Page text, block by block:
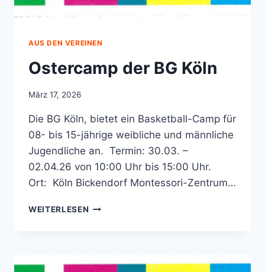
AUS DEN VEREINEN
Ostercamp der BG Köln
März 17, 2026
Die BG Köln, bietet ein Basketball-Camp für
08- bis 15-jährige weibliche und männliche
Jugendliche an. Termin: 30.03. –
02.04.26 von 10:00 Uhr bis 15:00 Uhr.
Ort: Köln Bickendorf Montessori-Zentrum…
WEITERLESEN OSTERCAMP